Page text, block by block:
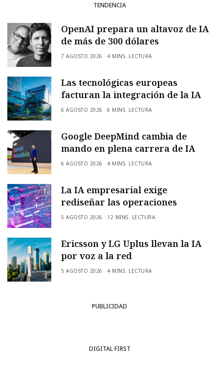
TENDENCIA
OpenAI prepara un altavoz de IA
de más de 300 dólares
7 AGOSTO 2026 4 MINS. LECTURA
Las tecnológicas europeas
facturan la integración de la IA
6 AGOSTO 2026 6 MINS. LECTURA
Google DeepMind cambia de
mando en plena carrera de IA
6 AGOSTO 2026 4 MINS. LECTURA
La IA empresarial exige
rediseñar las operaciones
5 AGOSTO 2026 12 MINS. LECTURA
Ericsson y LG Uplus llevan la IA
por voz a la red
5 AGOSTO 2026 4 MINS. LECTURA
PUBLICIDAD
DIGITAL FIRST